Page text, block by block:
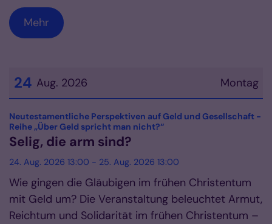
Mehr
Montag
24 Aug. 2026
Datum: 24. August 2026
Neutestamentliche Perspektiven auf Geld und Gesellschaft -
Reihe „Über Geld spricht man nicht?“:
Selig, die arm sind?
24. Aug. 2026 13:00 - 25. Aug. 2026 13:00
Wie gingen die Gläubigen im frühen Christentum
mit Geld um? Die Veranstaltung beleuchtet Armut,
Reichtum und Solidarität im frühen Christentum –